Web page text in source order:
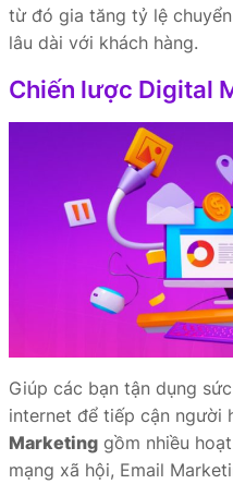
từ đó gia tăng tỷ lệ
lâu dài với khách hàng.
Chiến lược Digital
Giúp các bạn tận dụng
internet để tiếp cận người
Marketing gồm nhiều
mạng xã hội, Email